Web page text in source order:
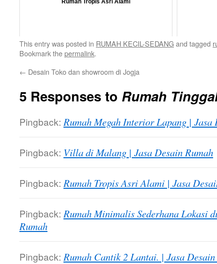
Rumah Tropis Asri Alami
This entry was posted in RUMAH KECIL-SEDANGand tagged
Bookmark thepermalink.
← Desain Toko dan showroom di Jogja
5 Responses to Rumah
Pingback: Rumah Megah Interior Lapang | Jasa
Pingback: Villa di Malang | Jasa Desain Rumah
Pingback: Rumah Tropis Asri Alami | Jasa
Pingback: Rumah Minimalis Sederhana Lokasi
Rumah
Pingback: Rumah Cantik 2 Lantai. | Jasa